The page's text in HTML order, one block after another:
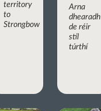
territory
to
Strongbow
Arna
dhearadh
de réir
stíl
túrthí